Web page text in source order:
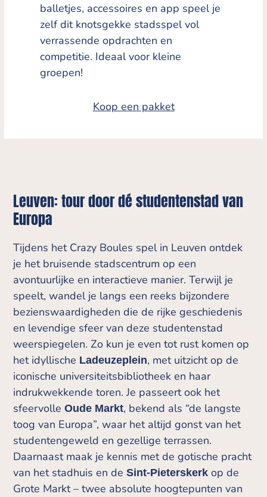
balletjes, accessoires en app speel je
zelf dit knotsgekke stadsspel vol
verrassende opdrachten en
competitie. Ideaal voor kleine
groepen!
Koop een pakket
Leuven: tour door dé studentenstad van
Europa
Tijdens het Crazy Boules spel in Leuven ontdek
je het bruisende stadscentrum op een
avontuurlijke en interactieve manier. Terwijl je
speelt, wandel je langs een reeks bijzondere
bezienswaardigheden die de rijke geschiedenis
en levendige sfeer van deze studentenstad
weerspiegelen. Zo kun je even tot rust komen op
het idyllische Ladeuzeplein, met uitzicht op de
iconische universiteitsbibliotheek en haar
indrukwekkende toren. Je passeert ook het
sfeervolleOude Markt, bekend als “de langste
toog van Europa”, waar het altijd gonst van het
studentengeweld en gezellige terrassen.
Daarnaast maak je kennis met de gotische pracht
van het stadhuis en deSint-Pieterskerk op de
Grote Markt – twee absolute hoogtepunten van